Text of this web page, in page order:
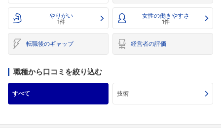
やりがい
1件
女性の働きやすさ
1件
転職後のギャップ 経営者の評価
職種から口コミを絞り込む
すべて 技術